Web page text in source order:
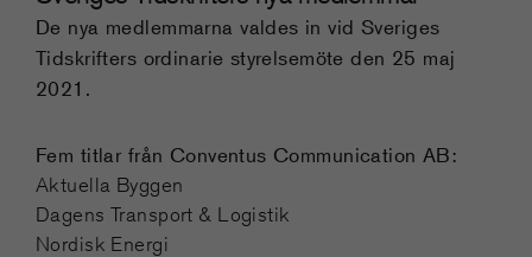
De nya medlemmarna valdes in vid Sveriges
Tidskrifters ordinarie styrelsemöte den 25 maj
2021.
Fem titlar från Conventus Communication AB:
Aktuella Byggen
Dagens Transport & Logistik
Nordisk Energi